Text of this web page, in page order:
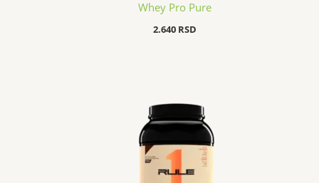
Whey Pro Pure
2.640 RSD